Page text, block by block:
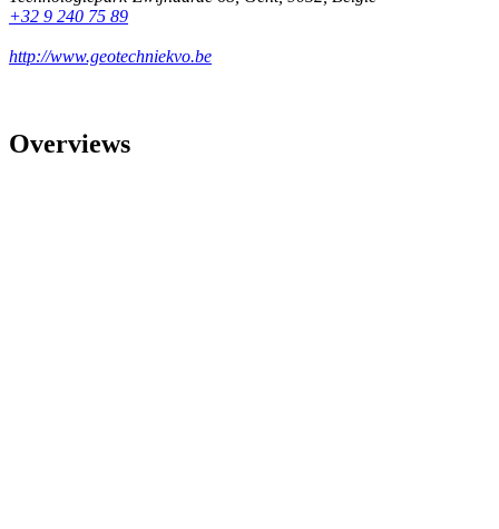
+32 9 240 75 89
http://www.geotechniekvo.be
Overviews